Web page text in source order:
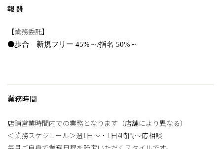
報酬
【業務委託】
●歩合 新規フリー 45%～/指名 50%～
業務時間
店舗営業時間内での業務となります（店舗により異なる）
＜業務スケジュール＞週1日～・1日4時間～応相談